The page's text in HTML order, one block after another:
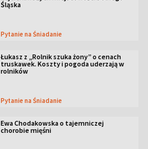
Śląska
Pytanie na Śniadanie
Łukasz z „Rolnik szuka żony” o cenach
truskawek. Koszty i pogoda uderzają w
rolników
Pytanie na Śniadanie
Ewa Chodakowska o tajemniczej
chorobie mięśni